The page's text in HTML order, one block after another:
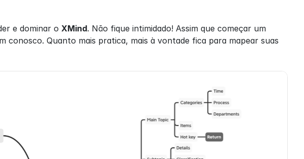
e dominar o XMind. Não fique intimidado! Assim que começar um
conosco. Quanto mais pratica, mais à vontade fica para mapear suas